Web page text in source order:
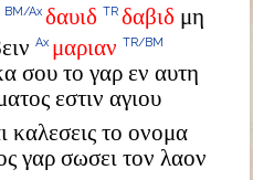
BM/Ax δαυιδ TR δαβιδ μη
Ax μαριαν TR/BM
σου το γαρ εν αυτη
εστιν αγιου
καλεσεις το ονομα
γαρ σωσει τον λαον